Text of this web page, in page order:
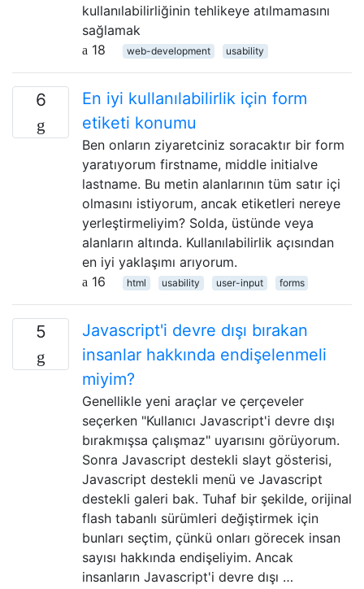
kullanılabilirliğinin tehlikeye atılmamasını
sağlamak
18
web-development usability
6
En iyi kullanılabilirlik için form
etiketi konumu
Ben onların ziyaretciniz soracaktır bir form
yaratıyorum firstname, middle initialve
lastname. Bu metin alanlarının tüm satır içi
olmasını istiyorum, ancak etiketleri nereye
yerleştirmeliyim? Solda, üstünde veya
alanların altında. Kullanılabilirlik açısından
en iyi yaklaşımı arıyorum.
16
html usability user-input forms
5
Javascript'i devre dışı bırakan
insanlar hakkında endişelenmeli
miyim?
Genellikle yeni araçlar ve çerçeveler
seçerken "Kullanıcı Javascript'i devre dışı
bırakmışsa çalışmaz" uyarısını görüyorum.
Sonra Javascript destekli slayt gösterisi,
Javascript destekli menü ve Javascript
destekli galeri bak. Tuhaf bir şekilde, orijinal
flash tabanlı sürümleri değiştirmek için
bunları seçtim, çünkü onları görecek insan
sayısı hakkında endişeliyim. Ancak
insanların Javascript'i devre dışı …